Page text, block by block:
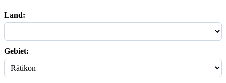
Land:
Gebiet: